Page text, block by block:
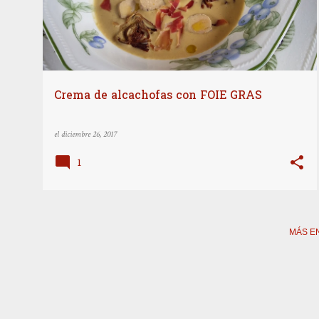
r
a
d
Crema de alcachofas con FOIE GRAS
el diciembre 26, 2017
1
MÁS